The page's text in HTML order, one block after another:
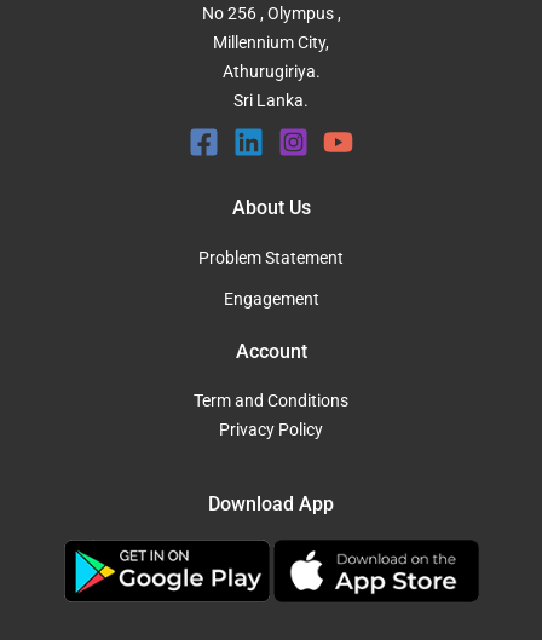
No 256 , Olympus ,
Millennium City,
Athurugiriya.
Sri Lanka.
About Us
Problem Statement
Engagement
Account
Term and Conditions
Privacy Policy
Download App